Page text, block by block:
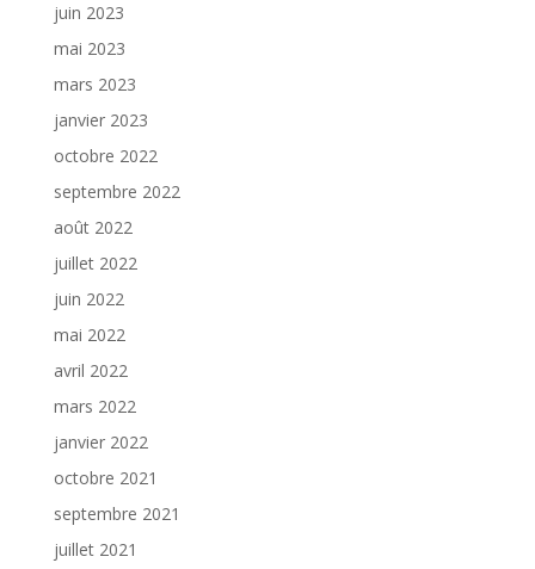
juin 2023
mai 2023
mars 2023
janvier 2023
octobre 2022
septembre 2022
août 2022
juillet 2022
juin 2022
mai 2022
avril 2022
mars 2022
janvier 2022
octobre 2021
septembre 2021
juillet 2021